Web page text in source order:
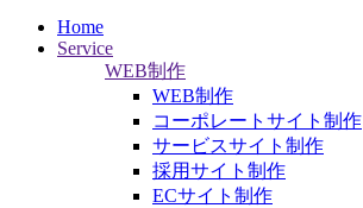
Home
Service
WEB制作
WEB制作
コーポレートサイト制作
サービスサイト制作
採用サイト制作
ECサイト制作